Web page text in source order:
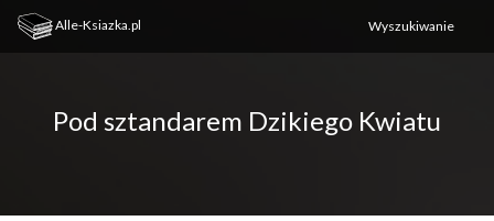
Alle-Ksiazka.pl
Pod sztandarem Dzikiego Kwiatu